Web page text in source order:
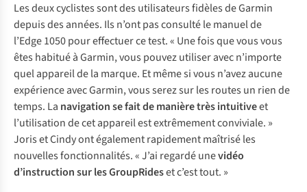
Les deux cyclistes sont des utilisateurs fidèles de Garmin
depuis des années. Ils n’ont pas consulté le manuel de
l’Edge 1050 pour effectuer ce test. « Une fois que vous vous
êtes habitué à Garmin, vous pouvez utiliser avec n’importe
quel appareil de la marque. Et même si vous n’avez aucune
expérience avec Garmin, vous serez sur les routes un rien de
temps. La navigation se fait de manière très intuitiveet
l’utilisation de cet appareil est extrêmement conviviale. »
Joris et Cindy ont également rapidement maîtrisé les
nouvelles fonctionnalités. « J’ai regardé unevidéo
d’instruction sur les GroupRideset c’est tout. »